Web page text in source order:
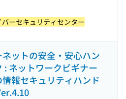
バーセキュリティセンター
ットの安全・安心ハン
: ネットワークビギナー
報セキュリティハンド